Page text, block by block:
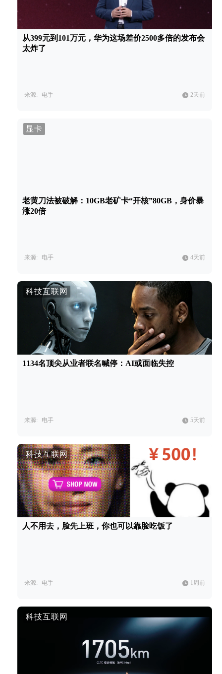
从399元到101万元，华为这场差价2500多倍的发布会
太炸了
来源: 电手 2天前
显卡
老黄刀法被破解：10GB老矿卡“开核”80GB，身价暴
涨20倍
来源: 电手 4天前
科技互联网
1134名顶尖从业者联名喊停：AI或面临失控
来源: 电手 5天前
科技互联网
人不用去，脸先上班，你也可以靠脸吃饭了
来源: 电手 1周前
科技互联网